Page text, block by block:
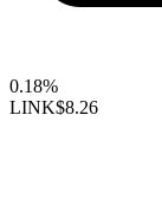
0.18%
LINK$8.26